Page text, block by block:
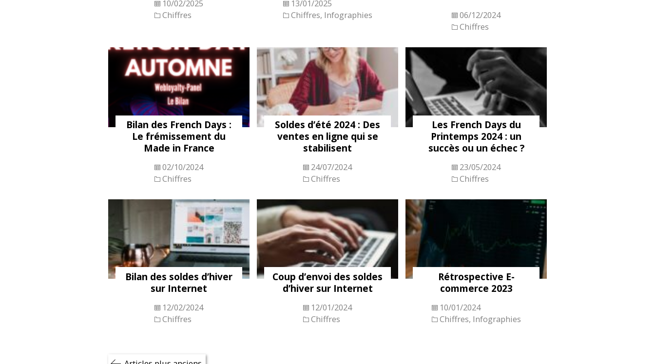
10/02/2025
Chiffres
13/01/2025
Chiffres, Infographies
06/12/2024
Chiffres
Bilan des French Days :
Le frémissement du
Made in France
02/10/2024
Chiffres
Soldes d’été 2024 : Des
ventes en ligne qui se
stabilisent
24/07/2024
Chiffres
Les French Days du
Printemps 2024 : un
succès ou un échec ?
23/05/2024
Chiffres
Bilan des soldes d’hiver
sur Internet
12/02/2024
Chiffres
Coup d’envoi des soldes
d’hiver sur Internet
12/01/2024
Chiffres
Rétrospective E-
commerce 2023
10/01/2024
Chiffres, Infographies
Navigation